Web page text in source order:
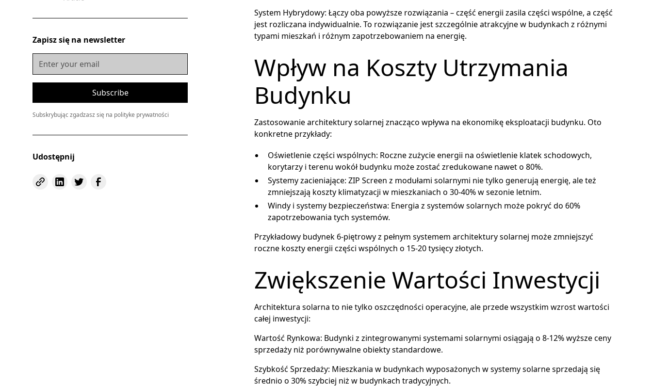
Zapisz się na newsletter
Subskrybując zgadzasz się na polityke prywatności
Udostępnij
System Hybrydowy: Łączy oba powyższe rozwiązania – część energii zasila części wspólne, a część
jest rozliczana indywidualnie. To rozwiązanie jest szczególnie atrakcyjne w budynkach z różnymi
typami mieszkań i różnym zapotrzebowaniem na energię.
Wpływ na Koszty Utrzymania
Budynku
Zastosowanie architektury solarnej znacząco wpływa na ekonomikę eksploatacji budynku. Oto
konkretne przykłady:
Oświetlenie części wspólnych: Roczne zużycie energii na oświetlenie klatek schodowych,
korytarzy i terenu wokół budynku może zostać zredukowane nawet o 80%.
Systemy zacieniające: ZIP Screen z modułami solarnymi nie tylko generują energię, ale też
zmniejszają koszty klimatyzacji w mieszkaniach o 30-40% w sezonie letnim.
Windy i systemy bezpieczeństwa: Energia z systemów solarnych może pokryć do 60%
zapotrzebowania tych systemów.
Przykładowy budynek 6-piętrowy z pełnym systemem architektury solarnej może zmniejszyć
roczne koszty energii części wspólnych o 15-20 tysięcy złotych.
Zwiększenie Wartości Inwestycji
Architektura solarna to nie tylko oszczędności operacyjne, ale przede wszystkim wzrost wartości
całej inwestycji:
Wartość Rynkowa: Budynki z zintegrowanymi systemami solarnymi osiągają o 8-12% wyższe ceny
sprzedaży niż porównywalne obiekty standardowe.
Szybkość Sprzedaży: Mieszkania w budynkach wyposażonych w systemy solarne sprzedają się
średnio o 30% szybciej niż w budynkach tradycyjnych.